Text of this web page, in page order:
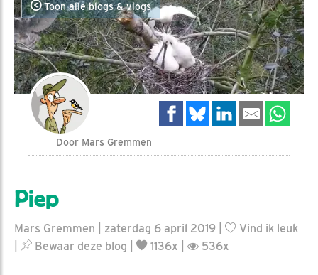
Toon alle blogs & vlogs
Door Mars Gremmen
Piep
Mars Gremmen | zaterdag 6 april 2019 |
Vind ik leuk
Bewaar deze blog 1136x | 536x